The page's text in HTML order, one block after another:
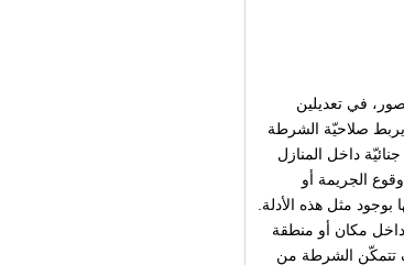
في تعديلين
يربط صلاحيّة الشرطة
داخل المنازل
الجريمة أو
مثل هذه الأدلة.
داخل مكان أو منطقة
تتمكّن الشرطة من